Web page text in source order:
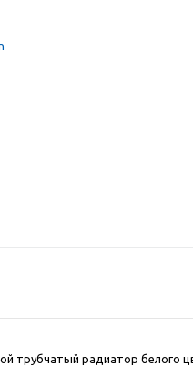
трубчатый радиатор белого